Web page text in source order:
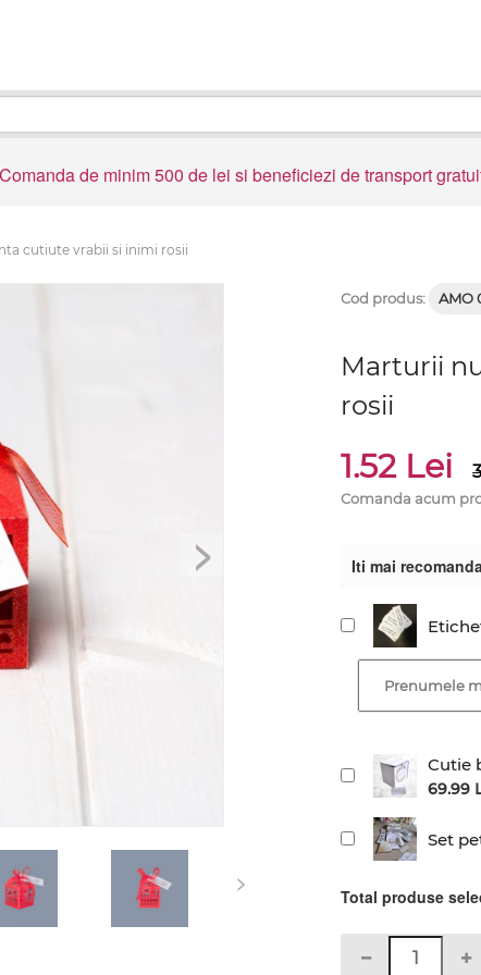
Comanda de minim 500 de lei si beneficiezi de transport
cutiute vrabii si inimi rosii
>
>
Cod produs: AMO
Marturii
rosii
1.52 Lei
Comanda acum
Iti mai
Cutie
69.99
Set
Total produse